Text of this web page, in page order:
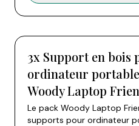
3x Support en bois
ordinateur
Woody Laptop
Le pack Woody Laptop
supports pour ordinateur